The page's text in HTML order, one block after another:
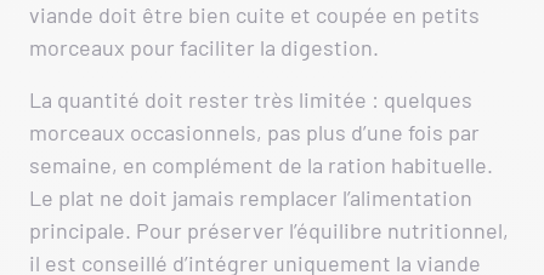
viande doit être bien cuite et coupée en petits
morceaux pour faciliter la digestion.
La quantité doit rester très limitée : quelques
morceaux occasionnels, pas plus d’une fois par
semaine, en complément de la ration habituelle.
Le plat ne doit jamais remplacer l’alimentation
principale. Pour préserver l’équilibre nutritionnel,
il est conseillé d’intégrer uniquement la viande